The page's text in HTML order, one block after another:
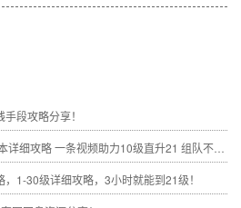
段攻略分享！
细攻略 一条视频助力10级直升21 组队不求人
1-30级详细攻略，3小时就能到21级！